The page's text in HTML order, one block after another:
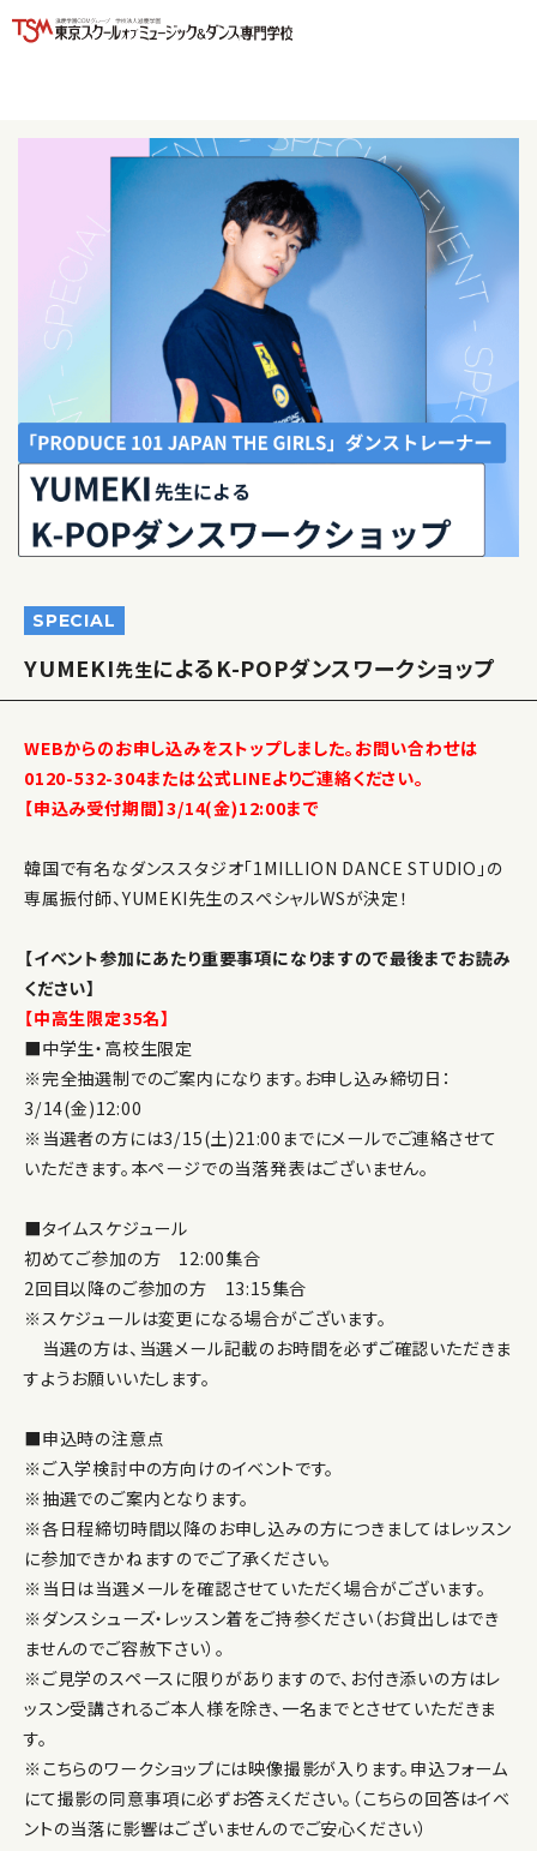
SPECIAL
YUMEKI先生によるK-POPダンスワークショップ
WEBからのお申し込みをストップしました。お問い合わせは
0120-532-304または公式LINEよりご連絡ください。
【申込み受付期間】3/14(金)12:00まで
韓国で有名なダンススタジオ「1MILLION DANCE STUDIO」の
専属振付師、YUMEKI先生のスペシャルWSが決定！
【イベント参加にあたり重要事項になりますので最後までお読み
ください】
【中高生限定35名】
■中学生・高校生限定
※完全抽選制でのご案内になります。お申し込み締切日：
3/14(金)12:00
※当選者の方には3/15(土)21:00までにメールでご連絡させて
いただきます。本ページでの当落発表はございません。
■タイムスケジュール
初めてご参加の方 12:00集合
2回目以降のご参加の方 13:15集合
※スケジュールは変更になる場合がございます。
当選の方は、当選メール記載のお時間を必ずご確認いただきま
すようお願いいたします。
■申込時の注意点
※ご入学検討中の方向けのイベントです。
※抽選でのご案内となります。
※各日程締切時間以降のお申し込みの方につきましてはレッスン
に参加できかねますのでご了承ください。
※当日は当選メールを確認させていただく場合がございます。
※ダンスシューズ・レッスン着をご持参ください（お貸出しはでき
ませんのでご容赦下さい）。
※ご見学のスペースに限りがありますので、お付き添いの方はレ
ッスン受講されるご本人様を除き、一名までとさせていただきま
す。
※こちらのワークショップには映像撮影が入ります。申込フォーム
にて撮影の同意事項に必ずお答えください。（こちらの回答はイベ
ントの当落に影響はございませんのでご安心ください）